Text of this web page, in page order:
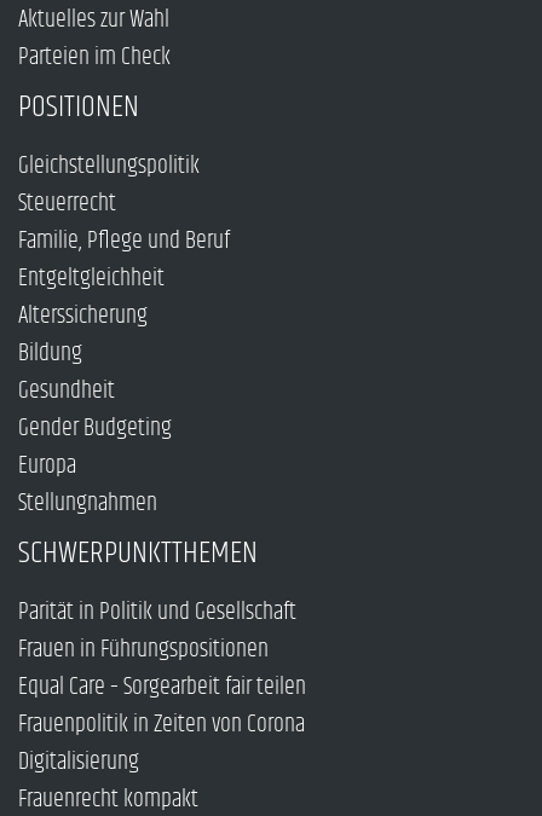
Aktuelles zur Wahl
Parteien im Check
POSITIONEN
Gleichstellungspolitik
Steuerrecht
Familie, Pflege und Beruf
Entgeltgleichheit
Alterssicherung
Bildung
Gesundheit
Gender Budgeting
Europa
Stellungnahmen
SCHWERPUNKTTHEMEN
Parität in Politik und Gesellschaft
Frauen in Führungspositionen
Equal Care – Sorgearbeit fair teilen
Frauenpolitik in Zeiten von Corona
Digitalisierung
Frauenrecht kompakt